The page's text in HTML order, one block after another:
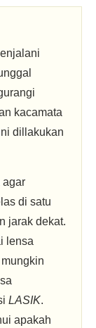
kacamata
dillakukan
agar
di satu
jarak dekat.
lensa
LASIK.
apakah